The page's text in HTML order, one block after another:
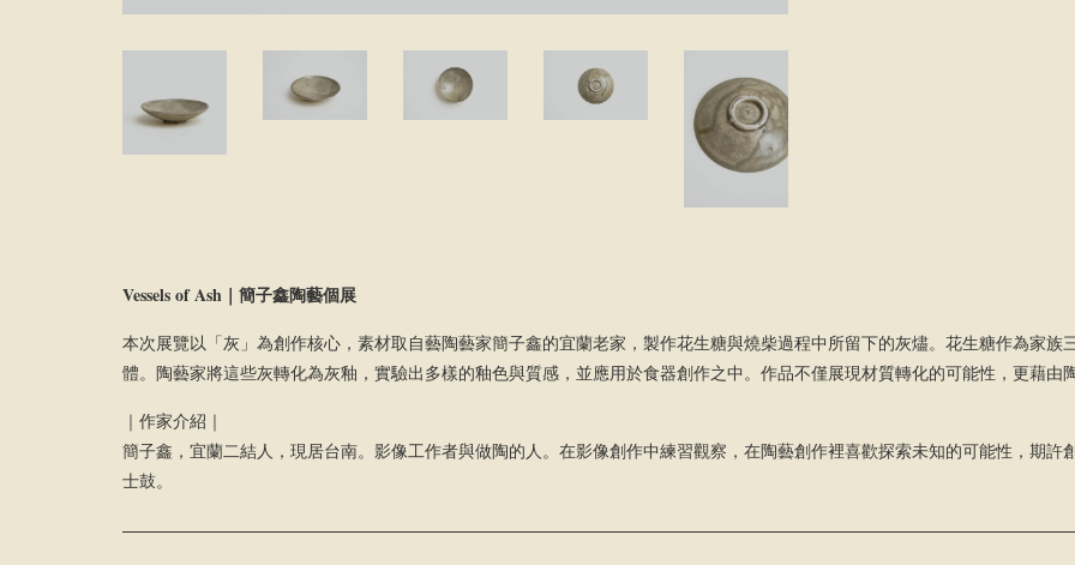
Vessels of Ash｜ 簡子鑫陶藝個展
本次展覽以「灰」為創作核心，素材取自藝陶藝家簡子鑫的宜蘭老家，製作花生糖與燒柴過程中所留下的灰燼。花生糖作為家
體。陶藝家將這些灰轉化為灰釉，實驗出多樣的釉色與質感，並應用於食器創作之中。作品不僅展現材質轉化的可能性，更藉由
｜作家介紹｜
簡子鑫，宜蘭二結人，現居台南。影像工作者與做陶的人。在影像創作中練習觀察，在陶藝創作裡喜歡探索未知的可能性，期
士鼓。